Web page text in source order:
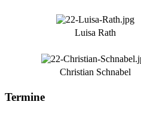
Luisa Rath
Christian Schnabel
Termine